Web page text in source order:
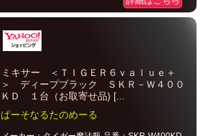
ミキサー ＜ＴＩＧＥＲ６ｖａｌｕｅ＋
＞ ディープブラック ＳＫＲ－Ｗ４００
ＫＤ １台（お取寄せ品) [...
ぱーそなるたのめーる